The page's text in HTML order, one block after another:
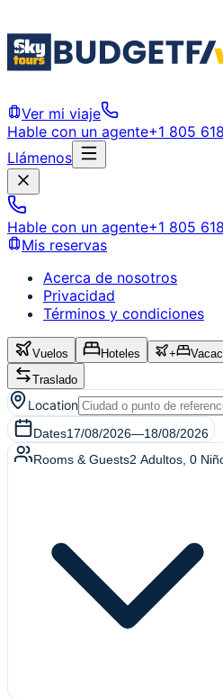
Ver mi viaje
Hable con un agente+1 805
Llámenos
Hable con un agente+1 805
Mis reservas
Acerca de nosotros
Privacidad
Términos y condiciones
Vuelos Hoteles +
Traslado
Location
Dates17/08/2026—18/08/2026
Rooms & Guests2 Adultos 0